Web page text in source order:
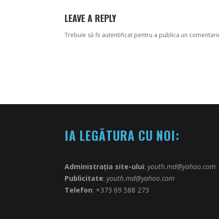
LEAVE A REPLY
Trebuie să fii autentificat pentru a publica un
IA LEGĂTURA CU NOI:
Administrația site-ului: youth.md@yahoo.com
Publicitate: youth.md@yahoo.com
Telefon: +373 69 588 273